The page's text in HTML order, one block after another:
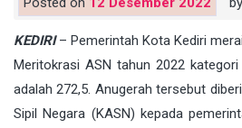
KEDIRI – Pemerintah Kota Kediri
Meritokrasi ASN tahun 2022
adalah 272,5. Anugerah tersebut
Sipil Negara (KASN) kepada